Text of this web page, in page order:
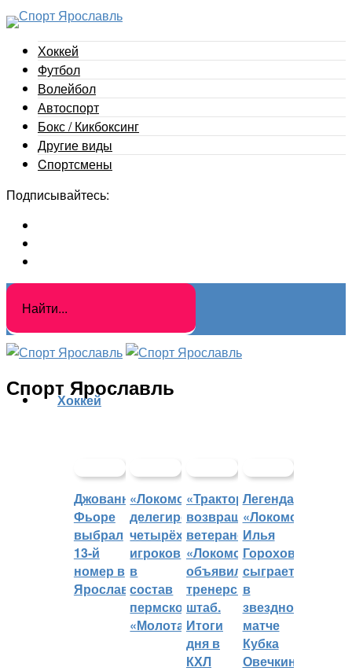
Хоккей
Футбол
Волейбол
Автоспорт
Бокс / Кикбоксинг
Другие виды
Cпортсмены
Подписывайтесь:
Спорт Ярославль
Хоккей
Джованни
Фьоре
выбрал
13-й
номер в
Ярославле
«Локомотив»
делегировал
четырёх
игроков
в
состав
пермского
«Молота»
«Трактор»
возвращает
ветеранов,
«Локомотив»
объявил
тренерский
штаб.
Итоги
дня в
КХЛ
Легенда
«Локомотива»
Илья
Горохов
сыграет
в
звездном
матче
Кубка
Овечкина